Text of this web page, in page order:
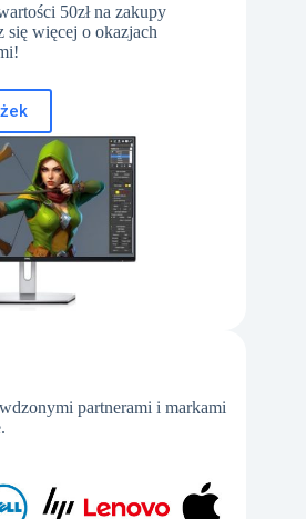
50zł na zakupy
się więcej o okazjach
partnerami i markami